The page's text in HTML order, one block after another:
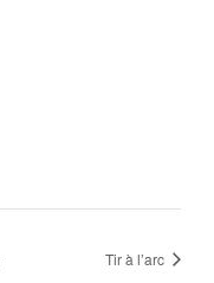
Tir à l’arc